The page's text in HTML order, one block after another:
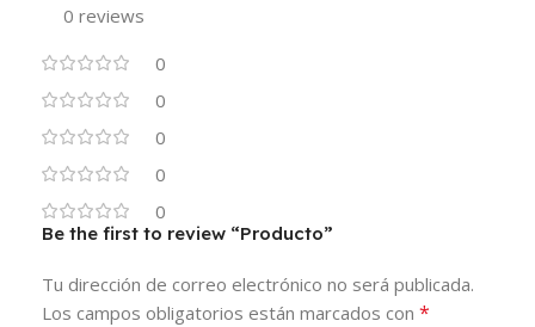
0 reviews
0
0
0
0
0
Be the first to review “Producto”
Tu dirección de correo electrónico no será publicada.
Los campos obligatorios están marcados con *